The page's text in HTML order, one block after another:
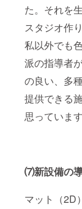
た。それを
スタジオ作
私以外でも
派の指導者
の良い、多
提供できる
思っています
⑺新設備の
マット（2D